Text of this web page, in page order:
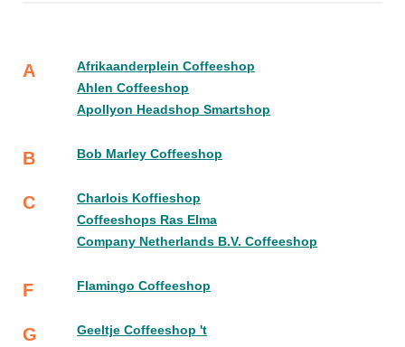
A
Afrikaanderplein Coffeeshop
Ahlen Coffeeshop
Apollyon Headshop Smartshop
B Bob Marley Coffeeshop
C
Charlois Koffieshop
Coffeeshops Ras Elma
Company Netherlands B.V. Coffeeshop
F Flamingo Coffeeshop
G Geeltje Coffeeshop 't